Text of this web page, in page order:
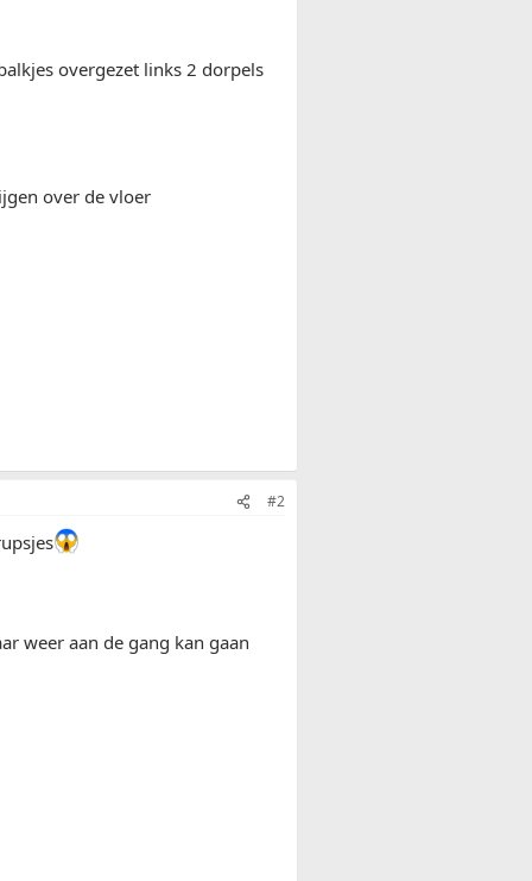
overgezet links 2 dorpels
over de vloer
#2
weer aan de gang kan gaan